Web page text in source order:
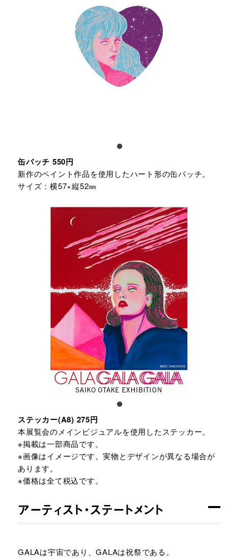
缶バッチ 550円
新作のペイント作品を使用したハート形の缶バッチ。
サイズ：横57×縦52㎜
ステッカー(A8) 275円
本展覧会のメインビジュアルを使用したステッカー。
※掲載は一部商品です。
※画像はイメージです。実物とデザインが異なる場合が
あります。
※価格は全て税込です。
アーティスト・ステートメント
GALAは宇宙であり、GALAは祝祭である。